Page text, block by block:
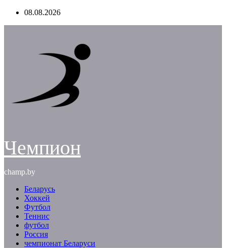
Перейти08.08.2026
Чемпион
champ.by
Беларусь
Хоккей
Футбол
Теннис
футбол
Россия
чемпионат Беларуси